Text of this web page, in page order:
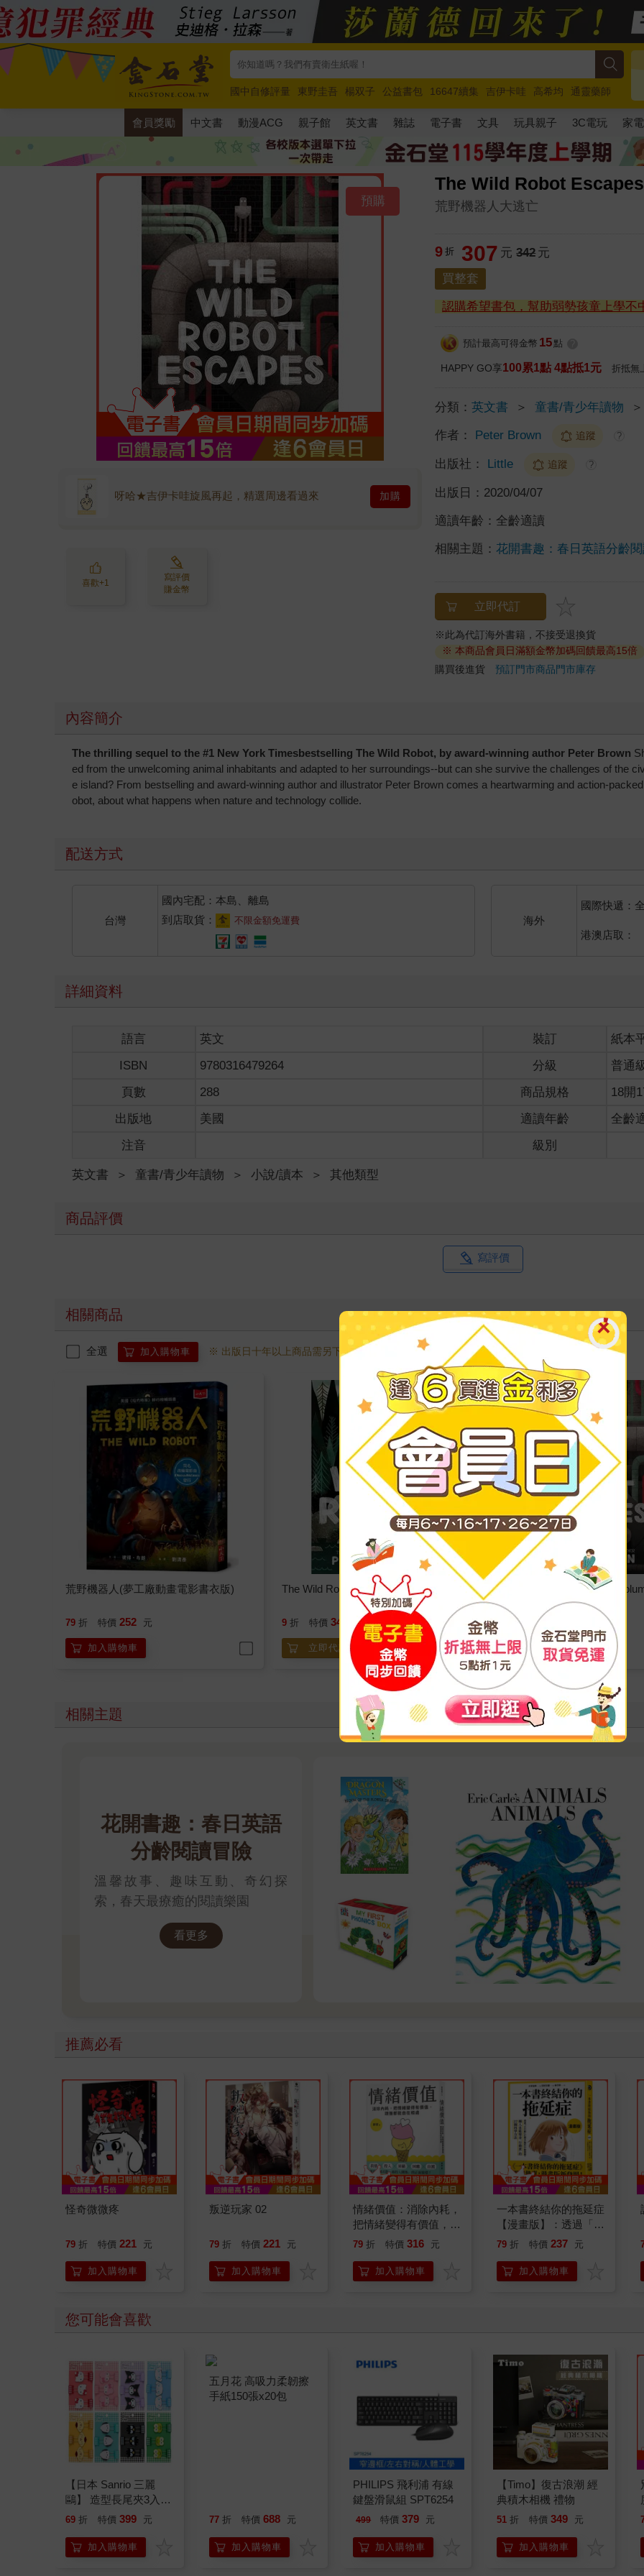
國中自修評量 東野圭吾 楊双子 公益書包 16647續集 吉伊卡哇 高希均
通靈藥師
唯紅花綻放
奧德賽 路邊攤新作 馬斯克 玩具總動員5 超慢跑
會員獎勵 中文書 動漫ACG 親子館 英文書 雜誌 電子書 文具 玩具親子 3C電玩 家電
The Wild Robot
荒野機器人大逃亡
預購
呀哈★吉伊卡哇旋風再起，精選周邊看過來 加購
喜歡+1
寫評價
賺金幣
9 折 307 元 342 元
買整套
認購希望書包，幫助弱勢孩童上學不
預計最高可得金幣 15 點
HAPPY GO享100累1點 4點抵1元 折抵無
分類：英文書 ＞ 童書/青少年讀物 ＞
作者： Peter Brown 追蹤 ?
出版社： Little 追蹤 ?
出版日： 2020/04/07
適讀年齡： 全齡適讀
相關主題： 花開書趣：春日英語分齡
立即代訂
※此為代訂海外書籍，不接受退換貨
※ 本商品會員日滿額金幣加碼回饋最高15倍
購買後進貨預訂門市商品門市庫存
內容簡介
The thrilling sequel to the #1 New York Timesbestselling The Wild Robot, by award-winning author Peter Brown
ed from the unwelcoming animal inhabitants and adapted to her surroundings--but can she survive the challenges of the
e island? From bestselling and award-winning author and illustrator Peter Brown comes a heartwarming and action-
obot, about what happens when nature and technology collide.
配送方式
台灣
國內宅配：本島、離島
到店取貨：
不限金額免運費 海外
國際快遞：
港澳店取：
詳細資料
語言 英文 裝訂
紙本
ISBN
9780316479264 分級
普通
頁數
288 商品規格
18開
出版地
美國 適讀年齡
全齡
注音
級別
英文書 ＞ 童書/青少年讀物 ＞ 小說/讀本 ＞ 其他類型
商品評價
寫評價
相關商品
全選 加入購物車 ※ 出版日十年以上商品需另下訂，調貨時間較長，無法與一般商品合併結帳，敬請見諒。
荒野機器人(夢工廠動畫電影書衣版)
79 折 特價 252 元
加入購物車
The Wild Robot (Volume 1)
9 折 特價 342 元
立即代訂
The Wild Robot
(The Wild Robot- 2)
9 特價
立即代訂
相關主題
花開書趣：春日英語
分齡閱讀冒險
溫馨故事、趣味互動、奇幻探
索，春天最療癒的閱讀樂園
看更多
推薦必看
怪奇微微疼
79 折 特價 221 元
加入購物車
叛逆玩家 02
79 折 特價 221 元
加入購物車
情緒價值：消除內耗，
把情緒變得有價值，跟
誰都能自在相處
79 折 特價 316 元
加入購物車
一本書終結你的拖延症
【漫畫版】：透過「小
行動」打開大腦的行動
「行動派」的37個科
學方法
79 折 特價 237 元
加入購物車
您可能會喜歡
【日本 Sanrio 三麗
鷗】 造型長尾夾3入組
(8款可選) 凱蒂貓 Hello
企鵝
69 折 特價 399 元
加入購物車
77 折 特價 688 元
加入購物車
PHILIPS 飛利浦 有線
鍵盤滑鼠組 SPT6254
499 特價 379 元
加入購物車
【Timo】復古浪潮 經
典積木相機 禮物
51 折 特價 349 元
加入購物車